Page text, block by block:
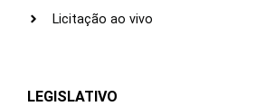
Licitação ao vivo
LEGISLATIVO